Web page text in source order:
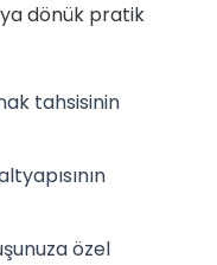
dönük pratik
tahsisinin
özel